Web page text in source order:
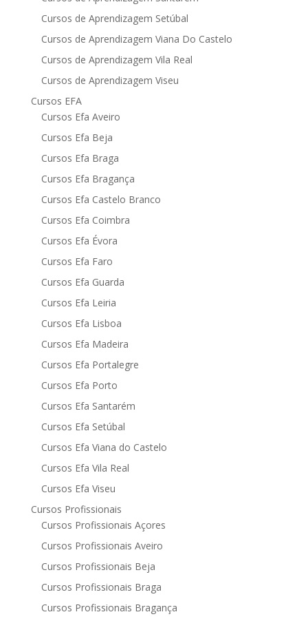
Cursos de Aprendizagem Setúbal
Cursos de Aprendizagem Viana Do Castelo
Cursos de Aprendizagem Vila Real
Cursos de Aprendizagem Viseu
Cursos EFA
Cursos Efa Aveiro
Cursos Efa Beja
Cursos Efa Braga
Cursos Efa Bragança
Cursos Efa Castelo Branco
Cursos Efa Coimbra
Cursos Efa Évora
Cursos Efa Faro
Cursos Efa Guarda
Cursos Efa Leiria
Cursos Efa Lisboa
Cursos Efa Madeira
Cursos Efa Portalegre
Cursos Efa Porto
Cursos Efa Santarém
Cursos Efa Setúbal
Cursos Efa Viana do Castelo
Cursos Efa Vila Real
Cursos Efa Viseu
Cursos Profissionais
Cursos Profissionais Açores
Cursos Profissionais Aveiro
Cursos Profissionais Beja
Cursos Profissionais Braga
Cursos Profissionais Bragança